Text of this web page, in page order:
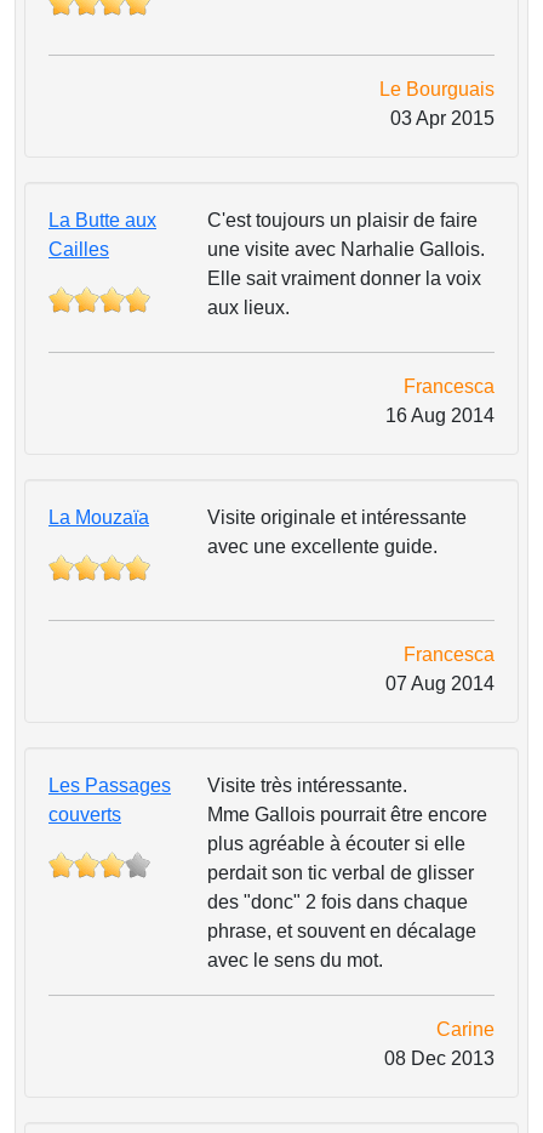
Le Bourguais
03 Apr 2015
La Butte aux
Cailles
C'est toujours un plaisir de faire
une visite avec Narhalie Gallois.
Elle sait vraiment donner la voix
aux lieux.
Francesca
16 Aug 2014
La Mouzaïa
Visite originale et intéressante
avec une excellente guide.
Francesca
07 Aug 2014
Les Passages
couverts
Visite très intéressante.
Mme Gallois pourrait être encore
plus agréable à écouter si elle
perdait son tic verbal de glisser
des "donc" 2 fois dans chaque
phrase, et souvent en décalage
avec le sens du mot.
Carine
08 Dec 2013